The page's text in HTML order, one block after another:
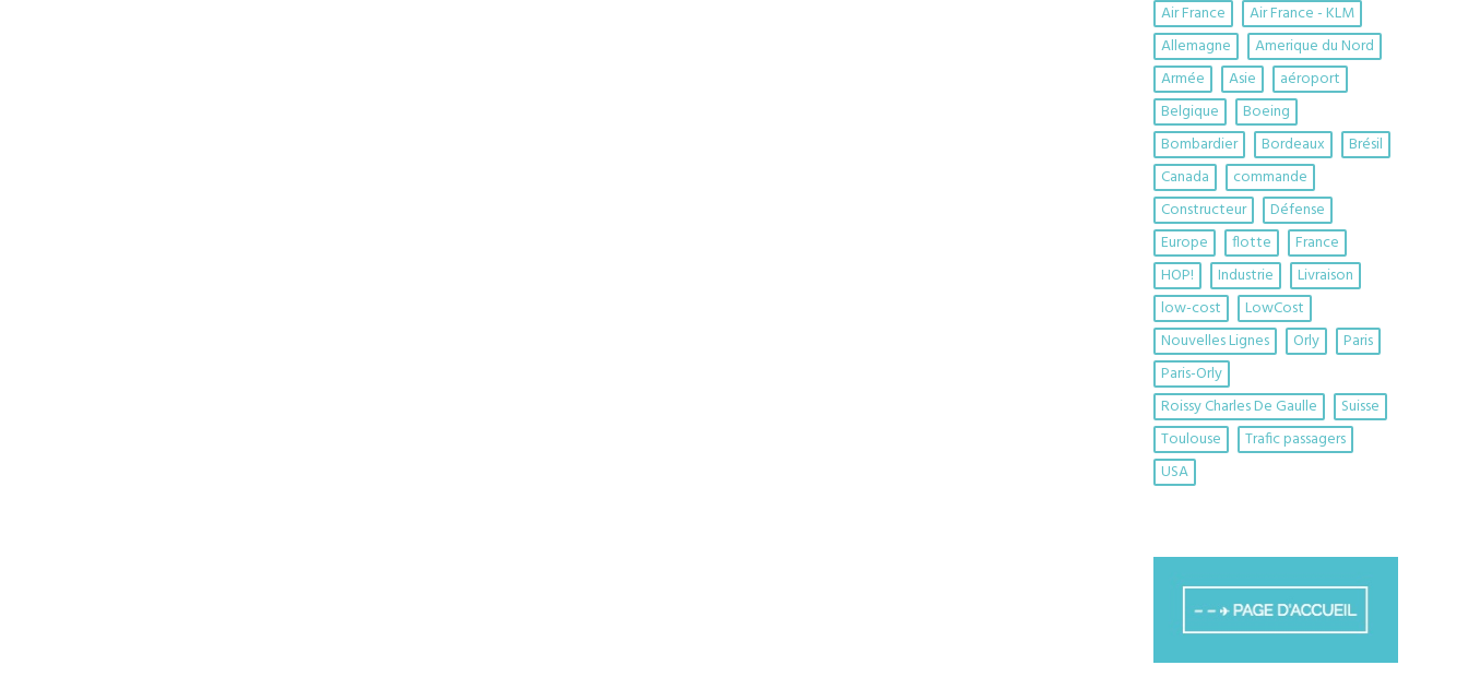
Air France
Air France - KLM
Allemagne
Amerique du Nord
Armée
Asie
aéroport
Belgique
Boeing
Bombardier
Bordeaux
Brésil
Canada
commande
Constructeur
Défense
Europe
flotte
France
HOP!
Industrie
Livraison
low-cost
LowCost
Nouvelles Lignes
Orly
Paris
Paris-Orly
Roissy Charles De Gaulle
Suisse
Toulouse
Trafic passagers
USA